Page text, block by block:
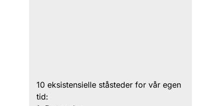
10 eksistensielle ståsteder for vår egen
tid: